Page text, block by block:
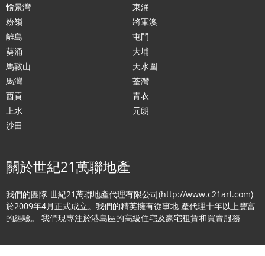
愉景灣
粉嶺
離島
葵涌
馬鞍山
馬灣
西貢
上水
沙田
東涌
將軍澳
屯門
大埔
天水圍
荃灣
青衣
元朗
關於世紀21萬聯地產
我們的團隊 世紀21萬聯地產代理有限公司(http://www.c21arl.com)
於2009年4月正式成立。我們的精英擁有從事地 產代理十年以上豐富
的經驗。 我們現專注於港島區的高級住宅及豪宅租賃和買賣服務